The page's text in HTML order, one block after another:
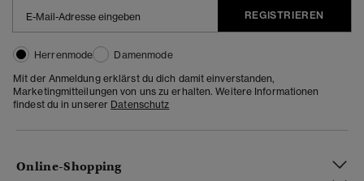
REGISTRIEREN
Herrenmode
Damenmode
Mit der Anmeldung erklärst du dich damit einverstanden,
Marketingmitteilungen von uns zu erhalten. Weitere Informationen
findest du in unserer Datenschutz
Online-Shopping